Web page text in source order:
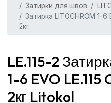
Затирки для швов
Затирка LITOCHROM 1-6
2кг
LE.115-2
1-6 EVO
2кг Litokol